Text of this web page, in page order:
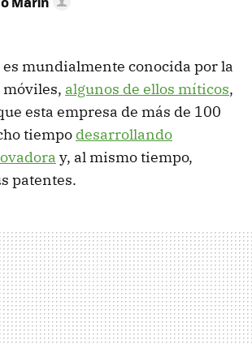
mundialmente conocida por la
algunos de ellos míticos,
esta empresa de más de 100
tiempo desarrollando
y, al mismo tiempo,
patentes.